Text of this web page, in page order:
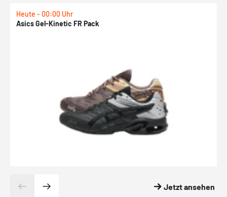
Heute - 00:00 Uhr
Asics Gel-Kinetic FR Pack
Jetzt ansehen